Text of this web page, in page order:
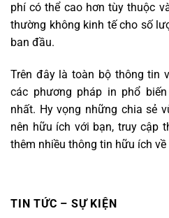
TIN TỨC – SỰ KIỆN
phí có thể cao hơn tùy thuộc
thường không kinh tế cho số
ban đầu.
Trên đây là toàn bộ thông tin
các phương pháp in phổ
nhất. Hy vọng những chia sẻ
nên hữu ích với bạn, truy cập
thêm nhiều thông tin hữu ích